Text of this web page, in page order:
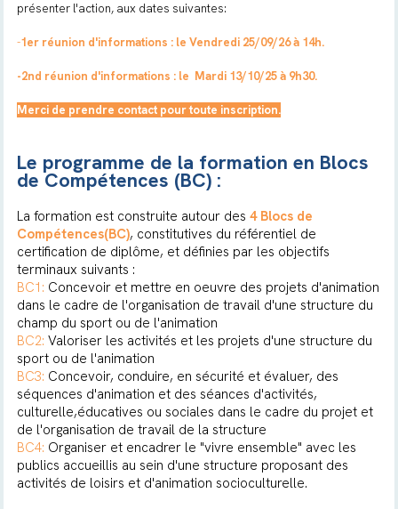
présenter l'action, aux dates suivantes:
-1er réunion d'informations : le Vendredi 25/09/26 à 14h.
-2nd réunion d'informations : le Mardi 13/10/25 à 9h30.
Merci de prendre contact pour toute inscription.
Le programme de la formation en Blocs
de Compétences (BC) :
La formation est construite autour des 4 Blocs de
Compétences(BC), constitutives du référentiel de
certification de diplôme, et définies par les objectifs
terminaux suivants :
BC1: Concevoir et mettre en oeuvre des projets d'animation
dans le cadre de l'organisation de travail d'une structure du
champ du sport ou de l'animation
BC2: Valoriser les activités et les projets d'une structure du
sport ou de l'animation
BC3: Concevoir, conduire, en sécurité et évaluer, des
séquences d'animation et des séances d'activités,
culturelle,éducatives ou sociales dans le cadre du projet et
de l'organisation de travail de la structure
BC4: Organiser et encadrer le "vivre ensemble" avec les
publics accueillis au sein d'une structure proposant des
activités de loisirs et d'animation socioculturelle.